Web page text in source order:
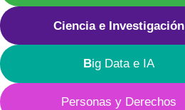
19
y
otras
pandemias
Ciencia e Investigación
Big Data e IA
Personas y Derechos